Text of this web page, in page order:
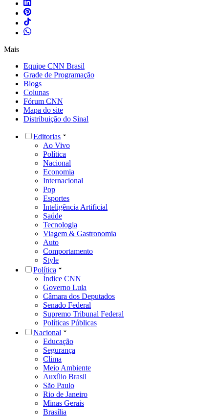
Mais
Equipe CNN Brasil
Grade de Programação
Blogs
Colunas
Fórum CNN
Mapa do site
Distribuição do Sinal
Editorias
Ao Vivo
Política
Nacional
Economia
Internacional
Pop
Esportes
Inteligência Artificial
Saúde
Tecnologia
Viagem & Gastronomia
Auto
Comportamento
Style
Política
Índice CNN
Governo Lula
Câmara dos Deputados
Senado Federal
Supremo Tribunal Federal
Políticas Públicas
Nacional
Educação
Segurança
Clima
Meio Ambiente
Auxílio Brasil
São Paulo
Rio de Janeiro
Minas Gerais
Brasília